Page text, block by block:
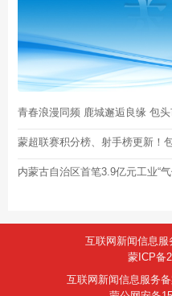
青春浪漫同频 鹿城邂逅良缘 包
蒙超联赛积分榜、射手榜更新！
内蒙古自治区首笔3.9亿元工业“气
互联网新闻信息服
蒙ICP备
互联网新闻信息服务